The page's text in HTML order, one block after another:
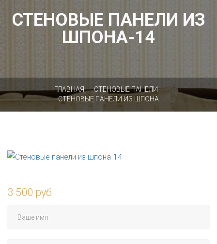
СТЕНОВЫЕ ПАНЕЛИ ИЗ
ШПОНА-14
ГЛАВНАЯ
СТЕНОВЫЕ ПАНЕЛИ
СТЕНОВЫЕ ПАНЕЛИ ИЗ ШПОНА
3 500 руб.